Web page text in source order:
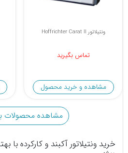
ونتیلاتور Hoffrichter Carat II
تماس بگیرید
مشاهده و خرید محصول
مشاهده محصولات
خرید ونتیلاتور آکبند و کارکرده